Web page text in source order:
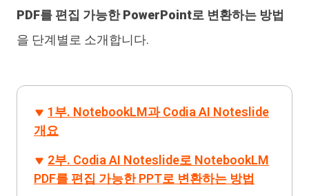
PDF를 편집 가능한 PowerPoint로 변환하는 방법
을 단계별로 소개합니다.
1부. NotebookLM과 Codia AI Noteslide
개요
2부. Codia AI Noteslide로 NotebookLM
PDF를 편집 가능한 PPT로 변환하는 방법